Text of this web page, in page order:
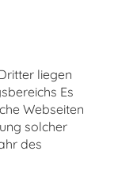
liegen
Es
Webseiten
solcher
des